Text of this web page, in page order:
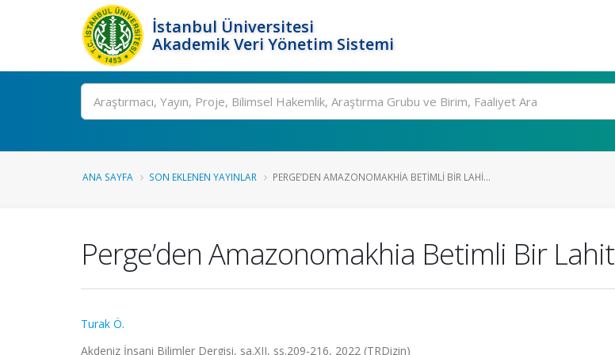
İstanbul Üniversitesi
Akademik Veri Yönetim Sistemi
Ara
ANA SAYFA SON EKLENEN YAYINLAR PERGE’DEN AMAZONOMAKHIA BETIMLI BIR LAHI...
Perge’den Amazonomakhia Betimli Bir Lahit
Turak Ö.
Akdeniz İnsani Bilimler Dergisi, sa.XII, ss.209-216, 2022 (TRDizin)